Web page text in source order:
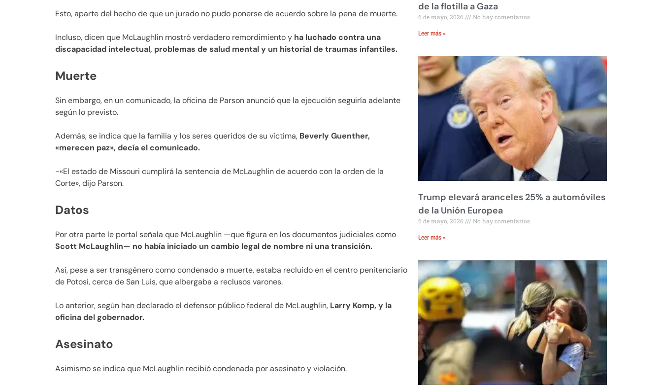
Esto, aparte del hecho de que un jurado no pudo ponerse de acuerdo sobre la pena de muerte.
Incluso, dicen que McLaughlin mostró verdadero remordimiento y ha luchado contra una
discapacidad intelectual, problemas de salud mental y un historial de traumas infantiles.
Muerte
Sin embargo, en un comunicado, la oficina de Parson anunció que la ejecución seguiría adelante
según lo previsto.
Además, se indica que la familia y los seres queridos de su víctima, Beverly Guenther,
«merecen paz», decía el comunicado.
-«El estado de Missouri cumplirá la sentencia de McLaughlin de acuerdo con la orden de la
Corte», dijo Parson.
Datos
Por otra parte le portal señala que McLaughlin —que figura en los documentos judiciales como
Scott McLaughlin— no había iniciado un cambio legal de nombre ni una transición.
Así, pese a ser transgénero como condenado a muerte, estaba recluido en el centro penitenciario
de Potosi, cerca de San Luis, que albergaba a reclusos varones.
Lo anterior, según han declarado el defensor público federal de McLaughlin, Larry Komp, y la
oficina del gobernador.
Asesinato
Asimismo se indica que McLaughlin recibió condenada por asesinato y violación.
de la flotilla a Gaza
6 de mayo, 2026 No hay comentarios
Leer más »
Trump elevará aranceles 25% a automóviles
de la Unión Europea
6 de mayo, 2026 No hay comentarios
Leer más »